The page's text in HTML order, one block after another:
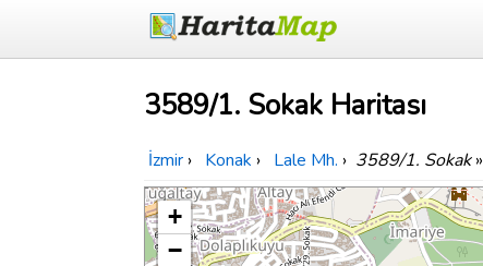
3589/1. Sokak Haritası
İzmir › Konak › Lale Mh. › 3589/1. Sokak»
+
−